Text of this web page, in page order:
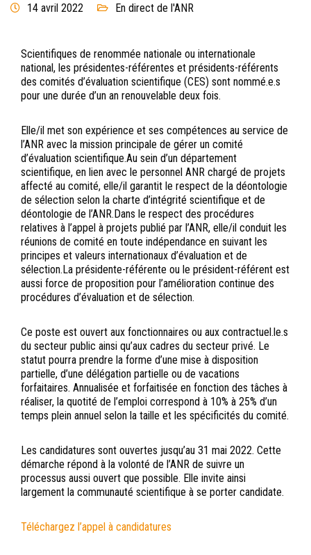
14 avril 2022 En direct de l'ANR
Scientifiques de renommée nationale ou internationale
national, les présidentes-référentes et présidents-référents
des comités d’évaluation scientifique (CES) sont nommé.e.s
pour une durée d’un an renouvelable deux fois.
Elle/il met son expérience et ses compétences au service de
l’ANR avec la mission principale de gérer un comité
d’évaluation scientifique.Au sein d’un département
scientifique, en lien avec le personnel ANR chargé de projets
affecté au comité, elle/il garantit le respect de la déontologie
de sélection selon la charte d’intégrité scientifique et de
déontologie de l’ANR.Dans le respect des procédures
relatives à l’appel à projets publié par l’ANR, elle/il conduit les
réunions de comité en toute indépendance en suivant les
principes et valeurs internationaux d’évaluation et de
sélection.La présidente-référente ou le président-référent est
aussi force de proposition pour l’amélioration continue des
procédures d’évaluation et de sélection.
Ce poste est ouvert aux fonctionnaires ou aux contractuel.le.s
du secteur public ainsi qu’aux cadres du secteur privé. Le
statut pourra prendre la forme d’une mise à disposition
partielle, d’une délégation partielle ou de vacations
forfaitaires. Annualisée et forfaitisée en fonction des tâches à
réaliser, la quotité de l’emploi correspond à 10% à 25% d’un
temps plein annuel selon la taille et les spécificités du comité.
Les candidatures sont ouvertes jusqu’au 31 mai 2022. Cette
démarche répond à la volonté de l’ANR de suivre un
processus aussi ouvert que possible. Elle invite ainsi
largement la communauté scientifique à se porter candidate.
Téléchargez l’appel à candidatures